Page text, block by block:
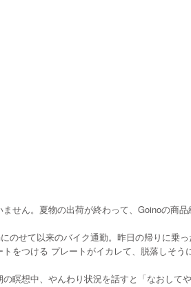
せん。夏物の出荷が終わって、Goinoの商
のせて以来のバイク通勤。昨日の帰りに乗
をつける プレートがイカレて、脱落しそ
瞑想中、やんわり状況を話すと「なおして